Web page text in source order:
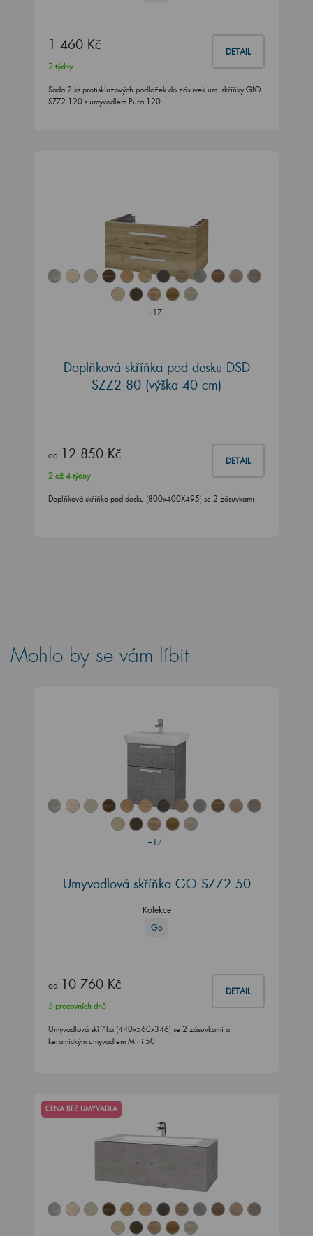
1 460 Kč DETAIL
2 týdny
Sada 2 ks protiskluzových podložek do zásuvek um. skříňky GIO
SZZ2 120 s umyvadlem Pura 120
+17
Doplňková skříňka pod desku DSD
SZZ2 80 (výška 40 cm)
od 12 850 Kč DETAIL
2 až 4 týdny
Doplňková skříňka pod desku (800x400X495) se 2 zásuvkami
Mohlo by se vám líbit
+17
Umyvadlová skříňka GO SZZ2 50
Kolekce
Go
od 10 760 Kč DETAIL
5 pracovních dnů
Umyvadlová skříňka (440x560x346) se 2 zásuvkami a
keramickým umyvadlem Mini 50
CENA BEZ UMYVADLA